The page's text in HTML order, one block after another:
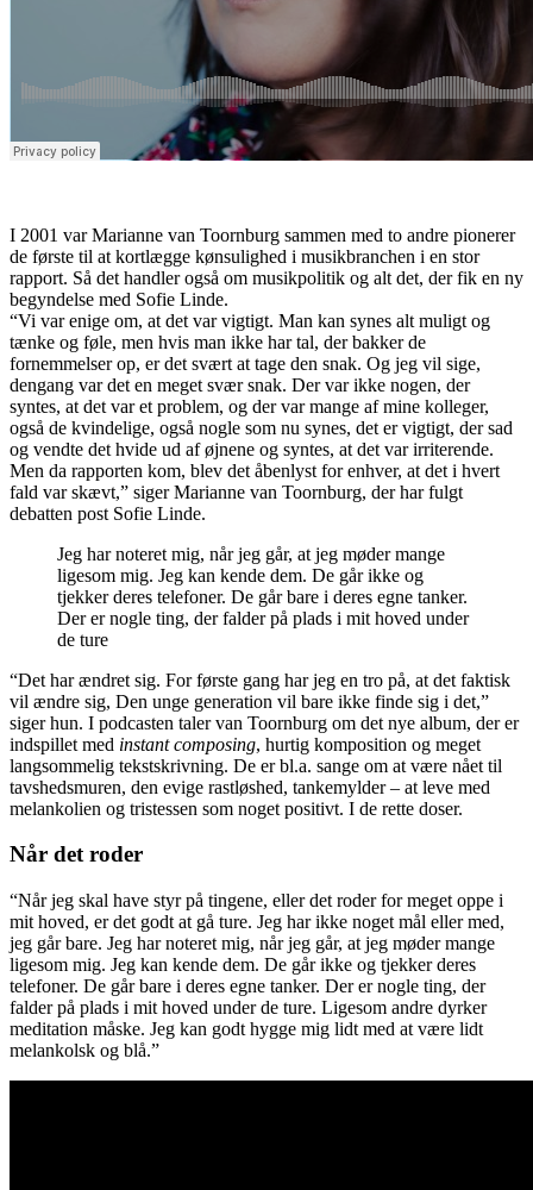
I 2001 var Marianne van Toornburg sammen med to andre pionerer
de første til at kortlægge kønsulighed i musikbranchen i en stor
rapport. Så det handler også om musikpolitik og alt det, der fik en ny
begyndelse med Sofie Linde.
“Vi var enige om, at det var vigtigt. Man kan synes alt muligt og
tænke og føle, men hvis man ikke har tal, der bakker de
fornemmelser op, er det svært at tage den snak. Og jeg vil sige,
dengang var det en meget svær snak. Der var ikke nogen, der
syntes, at det var et problem, og der var mange af mine kolleger,
også de kvindelige, også nogle som nu synes, det er vigtigt, der sad
og vendte det hvide ud af øjnene og syntes, at det var irriterende.
Men da rapporten kom, blev det åbenlyst for enhver, at det i hvert
fald var skævt,” siger Marianne van Toornburg, der har fulgt
debatten post Sofie Linde.
Jeg har noteret mig, når jeg går, at jeg møder mange
ligesom mig. Jeg kan kende dem. De går ikke og
tjekker deres telefoner. De går bare i deres egne tanker.
Der er nogle ting, der falder på plads i mit hoved under
de ture
“Det har ændret sig. For første gang har jeg en tro på, at det faktisk
vil ændre sig, Den unge generation vil bare ikke finde sig i det,”
siger hun. I podcasten taler van Toornburg om det nye album, der er
indspillet med instant composing, hurtig komposition og meget
langsommelig tekstskrivning. De er bl.a. sange om at være nået til
tavshedsmuren, den evige rastløshed, tankemylder – at leve med
melankolien og tristessen som noget positivt. I de rette doser.
Når det roder
“Når jeg skal have styr på tingene, eller det roder for meget oppe i
mit hoved, er det godt at gå ture. Jeg har ikke noget mål eller med,
jeg går bare. Jeg har noteret mig, når jeg går, at jeg møder mange
ligesom mig. Jeg kan kende dem. De går ikke og tjekker deres
telefoner. De går bare i deres egne tanker. Der er nogle ting, der
falder på plads i mit hoved under de ture. Ligesom andre dyrker
meditation måske. Jeg kan godt hygge mig lidt med at være lidt
melankolsk og blå.”